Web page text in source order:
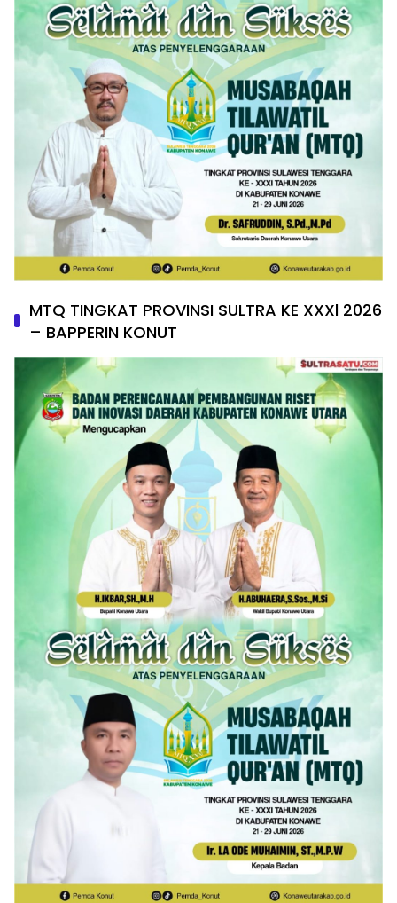
MTQ TINGKAT PROVINSI SULTRA KE XXXl 2026
– BAPPERIN KONUT